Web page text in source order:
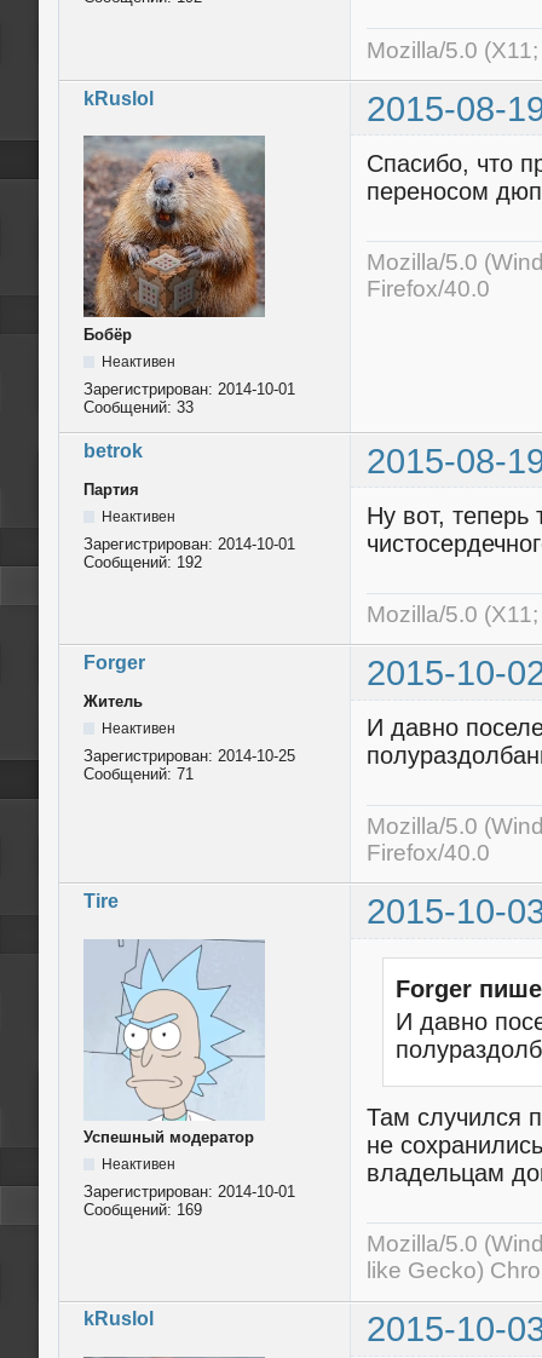
Mozilla/5.0
kRuslol 2015-08-
Бобёр
Неактивен
Зарегистрирован: 2014-10-01
Сообщений: 33
Спасибо, что
переносом
Mozilla/5.0
Firefox/40.0
betrok 2015-08-
Партия
Неактивен
Зарегистрирован: 2014-10-01
Сообщений: 192
Ну вот,
Mozilla/5.0
Forger 2015-10-
Житель
Неактивен
Зарегистрирован: 2014-10-25
Сообщений: 71
И давно
Mozilla/5.0
Firefox/40.0
Tire 2015-10-
Успешный модератор
Неактивен
Зарегистрирован: 2014-10-01
Сообщений: 169
Forger
И давно
Там случился
не
владельцам
Mozilla/5.0
like Gecko)
kRuslol 2015-10-